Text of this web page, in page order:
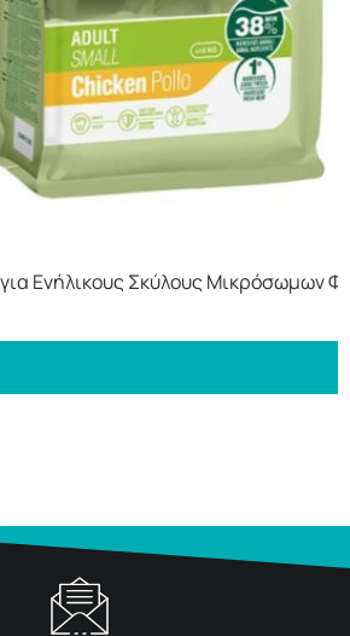
Ενήλικους Σκύλους Μικρόσωμων